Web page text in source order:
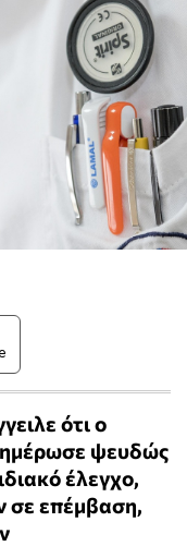
ότι ο
ψευδώς
έλεγχο,
σε επέμβαση,